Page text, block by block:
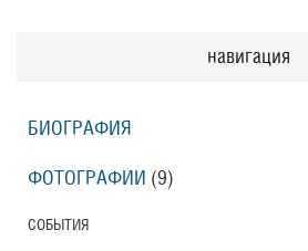
навигация
БИОГРАФИЯ
ФОТОГРАФИИ (9)
СОБЫТИЯ